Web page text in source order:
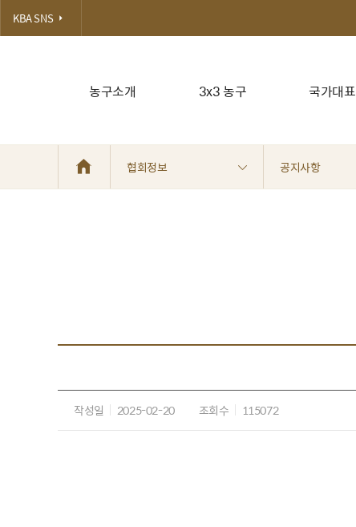
농구소개 3x3 농구 국가대표
KBA SNS
협회정보 공지사항
작성일 2025-02-20 조회수 115072